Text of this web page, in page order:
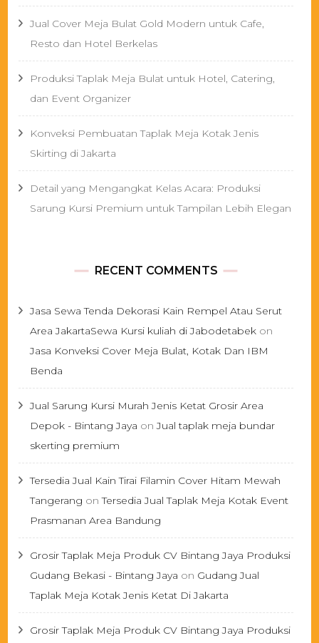
Jual Cover Meja Bulat Gold Modern untuk Cafe,
Resto dan Hotel Berkelas
Produksi Taplak Meja Bulat untuk Hotel, Catering,
dan Event Organizer
Konveksi Pembuatan Taplak Meja Kotak Jenis
Skirting di Jakarta
Detail yang Mengangkat Kelas Acara: Produksi
Sarung Kursi Premium untuk Tampilan Lebih Elegan
RECENT COMMENTS
Jasa Sewa Tenda Dekorasi Kain Rempel Atau Serut
Area JakartaSewa Kursi kuliah di Jabodetabek on
Jasa Konveksi Cover Meja Bulat, Kotak Dan IBM
Benda
Jual Sarung Kursi Murah Jenis Ketat Grosir Area
Depok - Bintang Jaya onJual taplak meja bundar
skerting premium
Tersedia Jual Kain Tirai Filamin Cover Hitam Mewah
Tangerang onTersedia Jual Taplak Meja Kotak Event
Prasmanan Area Bandung
Grosir Taplak Meja Produk CV Bintang Jaya Produksi
Gudang Bekasi - Bintang Jaya on Gudang Jual
Taplak Meja Kotak Jenis Ketat Di Jakarta
Grosir Taplak Meja Produk CV Bintang Jaya Produksi